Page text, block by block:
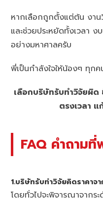
หากเลือกถูกตั้งแต่ต้น งาน
และช่วยประหยัดทั้งเวลา ง
อย่างมหาศาลครับ
พี่เป็นกำลังใจให้น้องๆ ทุก
เลือกบริษัทรับทำวิจัยผิ
ตรงเวลา แ
FAQ คำถาม
1.บริษัทรับทำวิจัยคิดราคาจา
โดยทั่วไปจะพิจารณาจากร